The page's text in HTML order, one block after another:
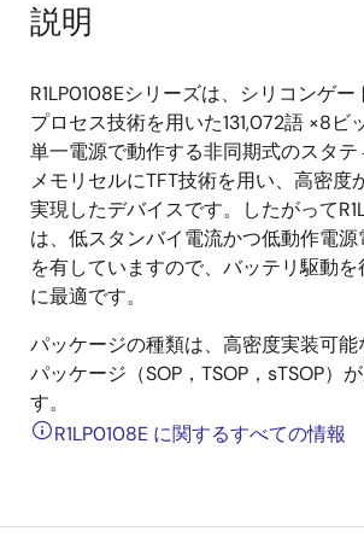
説明
R1LP0108Eシリーズは、シリコンゲー
プロセス技術を用いた131,072語 ×8ビ
単一電源で動作する非同期式のスタテ
メモリセルにTFT技術を用い、高密度
実現したデバイスです。したがって
は、低スタンバイ電流かつ低動作電
を有していますので、バッテリ駆動
に最適です。
パッケージの種類は、高密度実装可
パッケージ（SOP，TSOP，sTSOP）
す。
R1LP0108E に関するすべての情報